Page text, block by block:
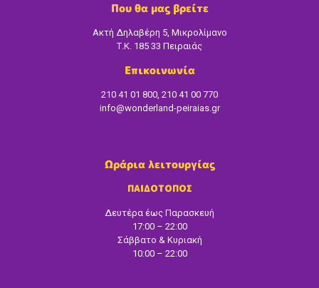
Που θα μας βρείτε
Ακτή Δηλαβέρη 5, Μικρολίμανο
Τ.Κ. 185 33 Πειραιάς
Επικοινωνία
210 41 01 800, 210 41 00 770
info@wonderland-peiraias.gr
Ωράρια λειτουργίας
ΠΑΙΔΟΤΟΠΟΣ
Δευτέρα έως Παρασκευή
17:00 – 22:00
Σάββατο & Κυριακή
10:00 – 22:00